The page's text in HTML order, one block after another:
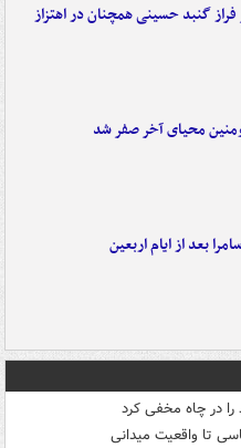
فراز گنبد حسینی همچنان در اهتزاز
محیای آخر صفر شد
بعد از ایام اربعین
در چاه مخفی کرد
تا واقعیت میدانی